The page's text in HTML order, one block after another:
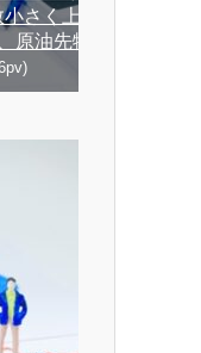
さく上
原油先物